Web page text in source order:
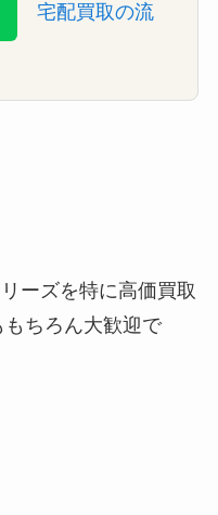
宅配買取の流
ーズを特に高価買取
ちろん大歓迎で